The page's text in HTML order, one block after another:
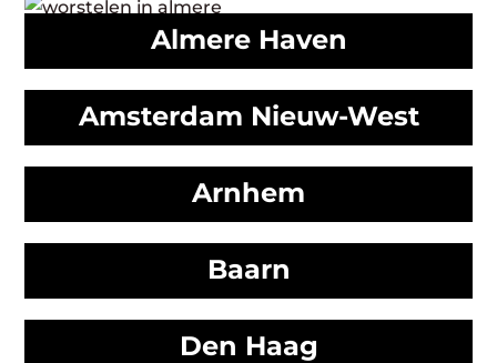
Almere Haven
Amsterdam Nieuw-West
Arnhem
Baarn
Den Haag